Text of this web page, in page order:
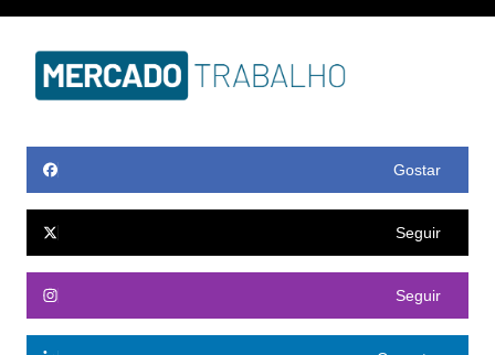
Gostar
Seguir
Seguir